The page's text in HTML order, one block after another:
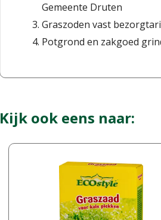
Gemeente Druten
Graszoden vast
Potgrond en zakgoed
Kijk ook eens naar: